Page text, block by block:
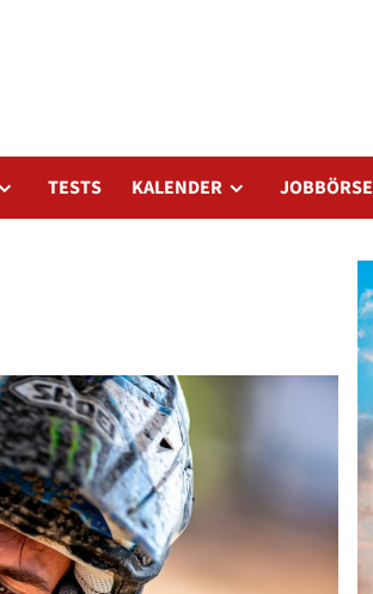
TESTS KALENDER JOBBÖRSE